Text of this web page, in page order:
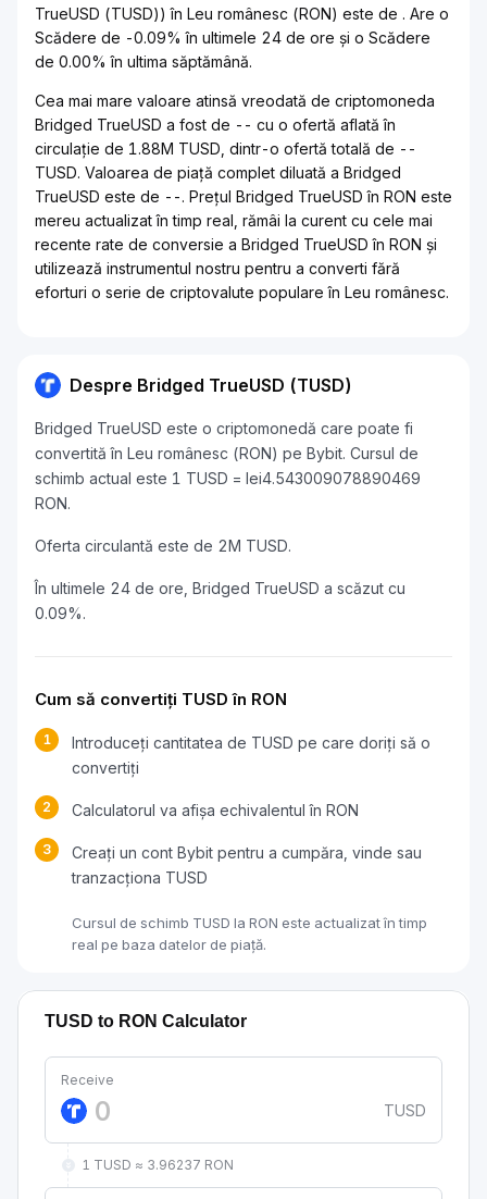
TrueUSD (TUSD)) în Leu românesc (RON) este de . Are o
Scădere de -0.09% în ultimele 24 de ore și o Scădere
de 0.00% în ultima săptămână.
Cea mai mare valoare atinsă vreodată de criptomoneda
Bridged TrueUSD a fost de -- cu o ofertă aflată în
circulație de 1.88M TUSD, dintr-o ofertă totală de --
TUSD. Valoarea de piață complet diluată a Bridged
TrueUSD este de --. Prețul Bridged TrueUSD în RON este
mereu actualizat în timp real, rămâi la curent cu cele mai
recente rate de conversie a Bridged TrueUSD în RON și
utilizează instrumentul nostru pentru a converti fără
eforturi o serie de criptovalute populare în Leu românesc.
Despre Bridged TrueUSD (TUSD)
Bridged TrueUSD este o criptomonedă care poate fi
convertită în Leu românesc (RON) pe Bybit. Cursul de
schimb actual este 1 TUSD = lei4.543009078890469
RON.
Oferta circulantă este de 2M TUSD.
În ultimele 24 de ore, Bridged TrueUSD a scăzut cu
0.09%.
Cum să convertiți TUSD în RON
1
Introduceți cantitatea de TUSD pe care doriți să o
convertiți
2 Calculatorul va afișa echivalentul în RON
3
Creați un cont Bybit pentru a cumpăra, vinde sau
tranzacționa TUSD
Cursul de schimb TUSD la RON este actualizat în timp
real pe baza datelor de piață.
TUSD to RON Calculator
Receive
TUSD
1 TUSD ≈ 3.96237 RON